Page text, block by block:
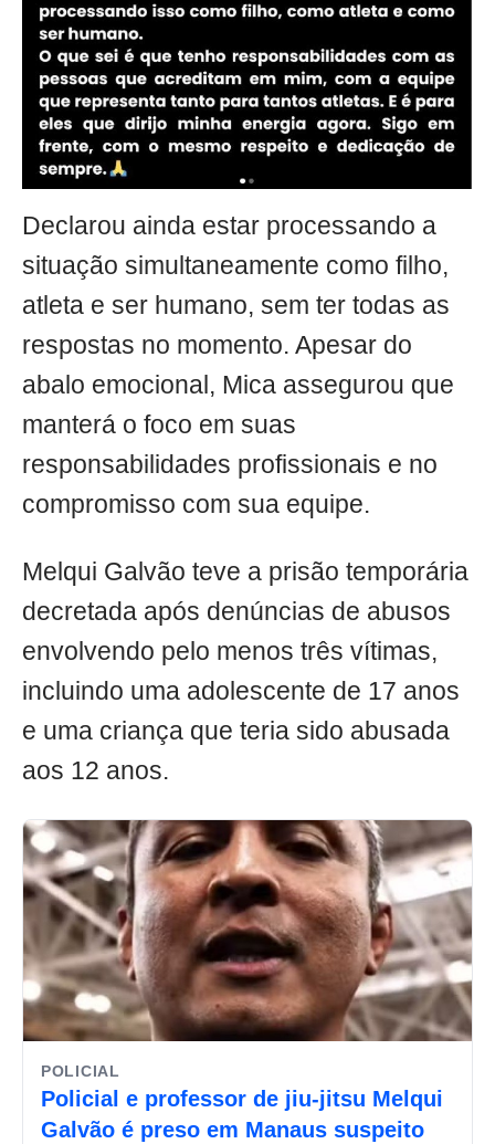
Declarou ainda estar processando a
situação simultaneamente como filho,
atleta e ser humano, sem ter todas as
respostas no momento. Apesar do
abalo emocional, Mica assegurou que
manterá o foco em suas
responsabilidades profissionais e no
compromisso com sua equipe.
Melqui Galvão teve a prisão temporária
decretada após denúncias de abusos
envolvendo pelo menos três vítimas,
incluindo uma adolescente de 17 anos
e uma criança que teria sido abusada
aos 12 anos.
POLICIAL
Policial e professor de jiu-jitsu Melqui
Galvão é preso em Manaus suspeito